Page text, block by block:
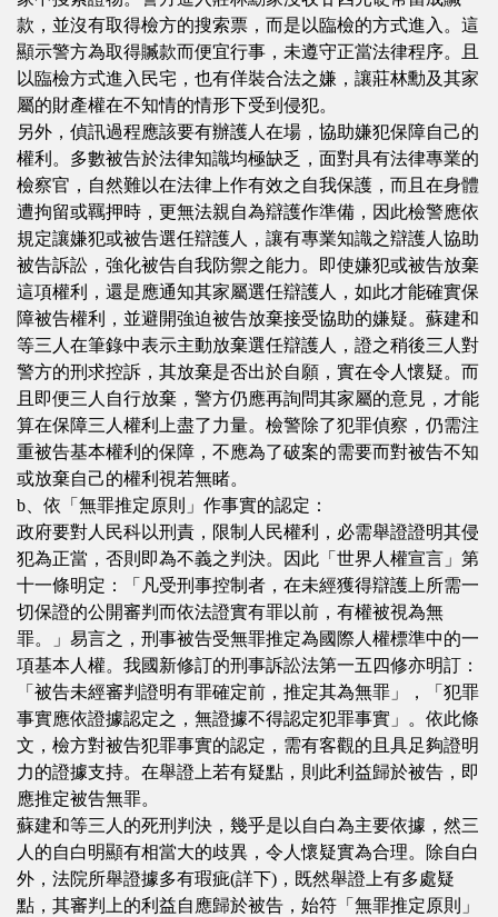
款，並沒有取得檢方的搜索票，而是以臨檢的方式進入。這
顯示警方為取得贓款而便宜行事，未遵守正當法律程序。且
以臨檢方式進入民宅，也有佯裝合法之嫌，讓莊林勳及其家
屬的財產權在不知情的情形下受到侵犯。
另外，偵訊過程應該要有辦護人在場，協助嫌犯保障自己的
權利。多數被告於法律知識均極缺乏，面對具有法律專業的
檢察官，自然難以在法律上作有效之自我保護，而且在身體
遭拘留或羈押時，更無法親自為辯護作準備，因此檢警應依
規定讓嫌犯或被告選任辯護人，讓有專業知識之辯護人協助
被告訴訟，強化被告自我防禦之能力。即使嫌犯或被告放棄
這項權利，還是應通知其家屬選任辯護人，如此才能確實保
障被告權利，並避開強迫被告放棄接受協助的嫌疑。蘇建和
等三人在筆錄中表示主動放棄選任辯護人，證之稍後三人對
警方的刑求控訴，其放棄是否出於自願，實在令人懷疑。而
且即便三人自行放棄，警方仍應再詢問其家屬的意見，才能
算在保障三人權利上盡了力量。檢警除了犯罪偵察，仍需注
重被告基本權利的保障，不應為了破案的需要而對被告不知
或放棄自己的權利視若無睹。
b、依「無罪推定原則」作事實的認定：
政府要對人民科以刑責，限制人民權利，必需舉證證明其侵
犯為正當，否則即為不義之判決。因此「世界人權宣言」第
十一條明定：「凡受刑事控制者，在未經獲得辯護上所需一
切保證的公開審判而依法證實有罪以前，有權被視為無
罪。」易言之，刑事被告受無罪推定為國際人權標準中的一
項基本人權。我國新修訂的刑事訴訟法第一五四修亦明訂：
「被告未經審判證明有罪確定前，推定其為無罪」，「犯罪
事實應依證據認定之，無證據不得認定犯罪事實」。依此條
文，檢方對被告犯罪事實的認定，需有客觀的且具足夠證明
力的證據支持。在舉證上若有疑點，則此利益歸於被告，即
應推定被告無罪。
蘇建和等三人的死刑判決，幾乎是以自白為主要依據，然三
人的自白明顯有相當大的歧異，令人懷疑實為合理。除自白
外，法院所舉證據多有瑕疵(詳下)，既然舉證上有多處疑
點，其審判上的利益自應歸於被告，始符「無罪推定原則」